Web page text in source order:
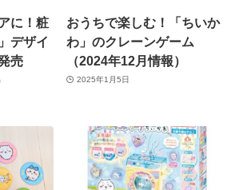
に！粧
デザイ
売
おうちで楽しむ！「ちいか
わ」のクレーンゲーム
（2024年12月情報）
2025年1月5日